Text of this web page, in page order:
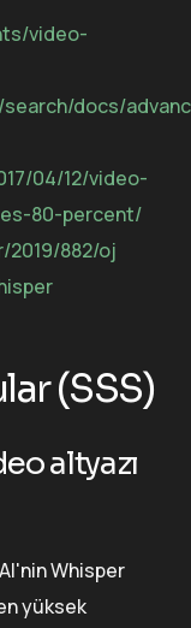
video-
docs/
04/12/video-
80-percent/
882/oj
(SSS)
altyazı
Whisper
yüksek